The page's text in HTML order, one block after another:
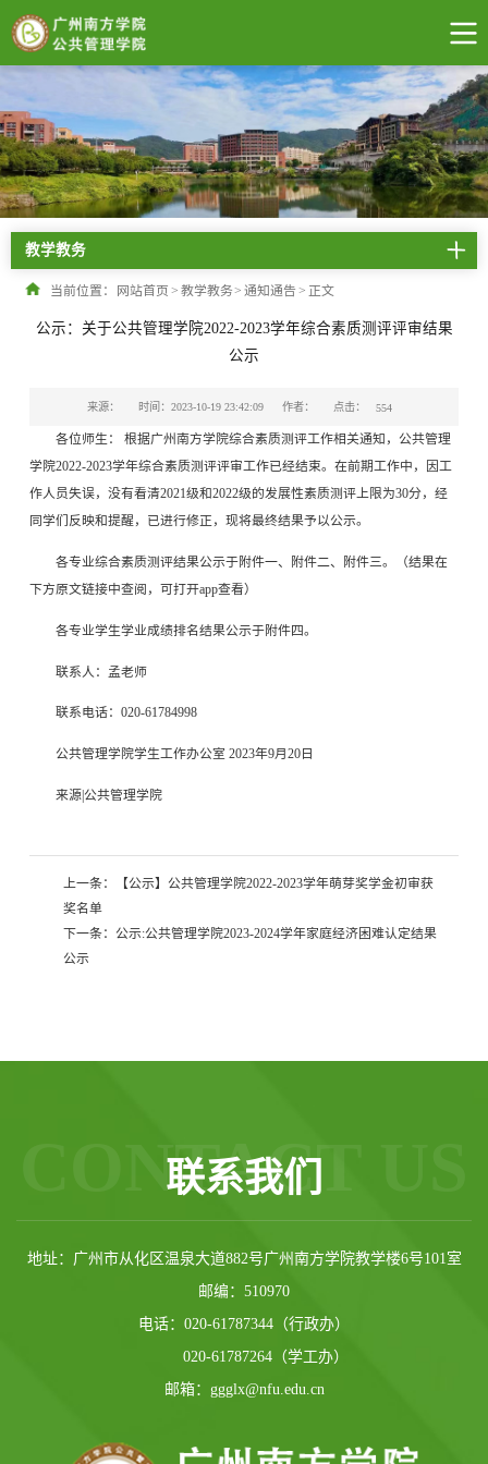
教学教务
当前位置： 网站首页 > 教学教务> 通知通告 > 正文
公示：关于公共管理学院2022-2023学年综合素质测评评审结果
公示
来源： 时间：2023-10-19 23:42:09 作者： 点击： 554
各位师生： 根据广州南方学院综合素质测评工作相关通知，公共管理
学院2022-2023学年综合素质测评评审工作已经结束。在前期工作中，因工
作人员失误，没有看清2021级和2022级的发展性素质测评上限为30分，经
同学们反映和提醒，已进行修正，现将最终结果予以公示。
各专业综合素质测评结果公示于附件一、附件二、附件三。（结果在
下方原文链接中查阅，可打开app查看）
各专业学生学业成绩排名结果公示于附件四。
联系人：孟老师
联系电话：020-61784998
公共管理学院学生工作办公室 2023年9月20日
来源|公共管理学院
上一条：
【公示】公共管理学院2022-2023学年萌芽奖学金初审获
奖名单
下一条：
公示:公共管理学院2023-2024学年家庭经济困难认定结果
公示
联系我们
CONTACT US
地址：广州市从化区温泉大道882号广州南方学院教学楼6号101室
邮编：510970
电话：020-61787344（行政办）
020-61787264（学工办）
邮箱：ggglx@nfu.edu.cn